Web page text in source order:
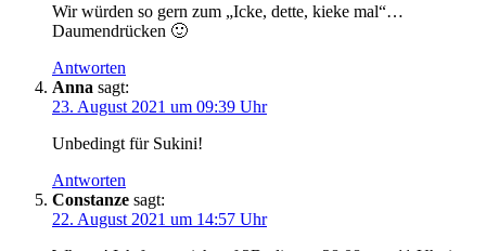
Wir würden so gern zum „Icke, dette, kieke mal“…
Daumendrücken 🙂
Antworten
Anna sagt:
23. August 2021 um 09:39 Uhr
Unbedingt für Sukini!
Antworten
Constanze sagt:
22. August 2021 um 14:57 Uhr